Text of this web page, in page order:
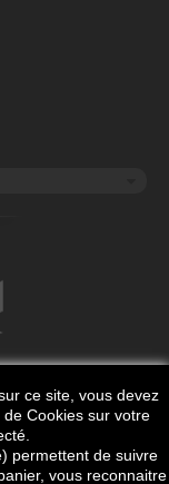
ce site, vous devez
de Cookies sur votre
permettent de suivre
vous reconnaitre
réalisé par